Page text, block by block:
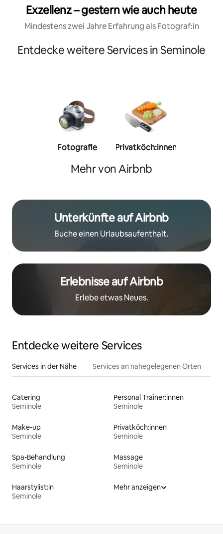
Exzellenz – gestern wie auch heute
Mindestens zwei Jahre Erfahrung als Fotograf:in
Entdecke weitere Services in Seminole
Fotografie Privatköch:innen
Mehr von Airbnb
Unterkünfte auf Airbnb
Buche einen Urlaubsaufenthalt.
Erlebnisse auf Airbnb
Erlebe etwas Neues.
Entdecke weitere Services
Services in der Nähe Services an nahegelegenen Orten
Catering
Seminole
Personal Trainer:innen
Seminole
Make-up
Seminole
Privatköch:innen
Seminole
Spa-Behandlung
Seminole
Massage
Seminole
Haarstylist:in
Seminole
Mehr anzeigen